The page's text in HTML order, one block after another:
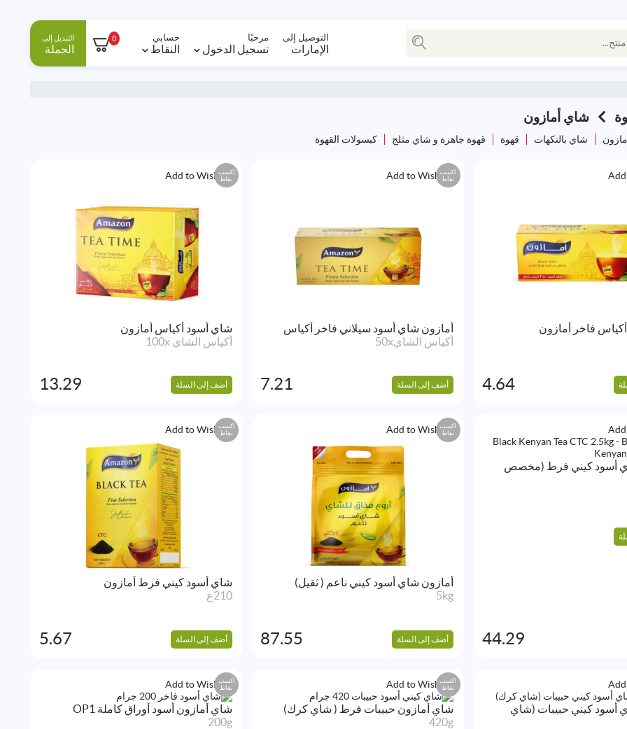
التوصيل إلى
الإمارات
مرحبًا
تسجيل الدخول
حسابي
النقاط
0 التبديل إلى
الجملة
شاي أمازون
شاي بالنكهات قهوة قهوة جاهزة و شاي مثلج كبسولات القهوة
فاخر أمازون
4.64
Add to Wishlist
اكسب
نقاط
أمازون شاي أسود سيلاني فاخر أكياس
أكياس الشاي50x
أضف إلى السلة 7.21
Add to Wishlist
اكسب
نقاط
شاي أسود أكياس أمازون
أكياس الشاي 100x
أضف إلى السلة 13.29
أسود كيني فرط (مخصص
44.29
Add to Wishlist
اكسب
نقاط
أمازون شاي أسود كيني ناعم ( ثقيل)
5kg
أضف إلى السلة 87.55
Add to Wishlist
اكسب
نقاط
شاي أسود كيني فرط أمازون
210غ
أضف إلى السلة 5.67
أسود كيني حبيبات (شاي
Add to Wishlist
اكسب
نقاط
شاي أمازون حبيبات فرط ( شاي كرك)
420g
Add to Wishlist
اكسب
نقاط
شاي أمازون أسود أوراق كاملة OP1
200g